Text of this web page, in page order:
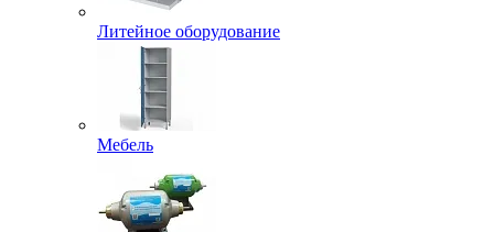
Литейное оборудование
Мебель